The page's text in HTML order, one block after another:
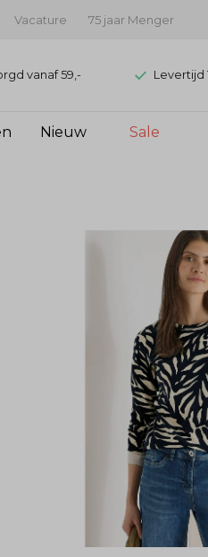
Vacature 75 jaar Menger
vanaf 59,- Levertijd
Nieuw Sale